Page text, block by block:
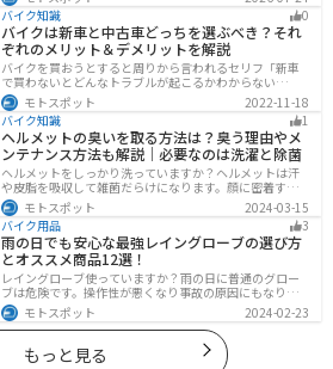
確保、住所変更など必要な手続きも紹介します。
バイク知識
0
バイクは新車と中古車どっちを選ぶべき？それ
ぞれのメリット＆デメリットを解説
バイクを買おうとすると周りから言われるセリフ「新車
で買わないとどんなトラブルが起こるかわからない
ぞ！」「いやいや、どうせ転ぶんだから中古車で十分
だ！」…いろんな意見があるから迷いますよね。でも新
車と中古車、どちらにも良い点と悪い点があるんです。
それぞれの特徴について解説します。
モトスポット
2022-11-18
バイク知識
1
ヘルメットの臭いを取る方法は？臭う理由やメ
ンテナンス方法も解説｜必要なのは洗濯と除菌
ヘルメットをしっかり洗っていますか？ヘルメットは汗
や皮脂を吸収して雑菌だらけになります。顔に密着する
物なのでしっかりと除菌・消臭をする必要があります。
この記事では、ヘルメットをまるっと綺麗にする方法を
まとめました。まだメンテナンスをしたことがないとい
う人はぜひ参考にしてください。
モトスポット
2024-03-15
バイク用品
3
雨の日でも安心な最強レイングローブの選び方
とオススメ商品12選！
レイングローブ使っていますか？雨の日に普通のグロー
ブは危険です。操作性が悪くなり事故の原因にもなりま
す。安全と快適に運転するためにもしっかりとしたレイ
ングローブを準備しておきましょう。この記事ではレイ
ングローブの選び方とオススメを紹介します。
モトスポット 2024-02-23
もっと見る